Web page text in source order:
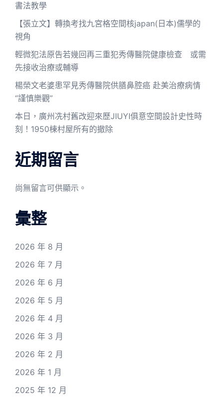
書法教學
【張立文】轉換考找九宮格空間核japan(日本)儒學的
視角
輕微犯法原告若幾回再三重犯秀傳醫院健康檢查 或需
先接收治療或輔導
楊榮文老婆患罕見秀傳醫院供膳鼻腔癌 赴美治療病情
“謹慎樂觀”
本日，廣州冼村舊改迎來歷JIUYI俱意空間設計史性時
刻！1950棟村屋所有的撤除
近期留言
尚無留言可供顯示。
彙整
2026 年 8 月
2026 年 7 月
2026 年 6 月
2026 年 5 月
2026 年 4 月
2026 年 3 月
2026 年 2 月
2026 年 1 月
2025 年 12 月